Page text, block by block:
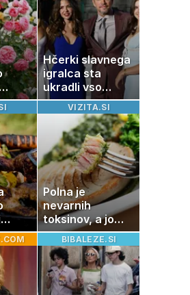
o
in
Hčerki slavnega
igralca sta
ukradli vso
pozornost
VIZITA.SI
Polna je
nevarnih
toksinov, a jo
imamo vsi radi:
to je najbolj
nezdrava riba, ki
jo mnogi redno
uživajo
BIBALEZE.SI